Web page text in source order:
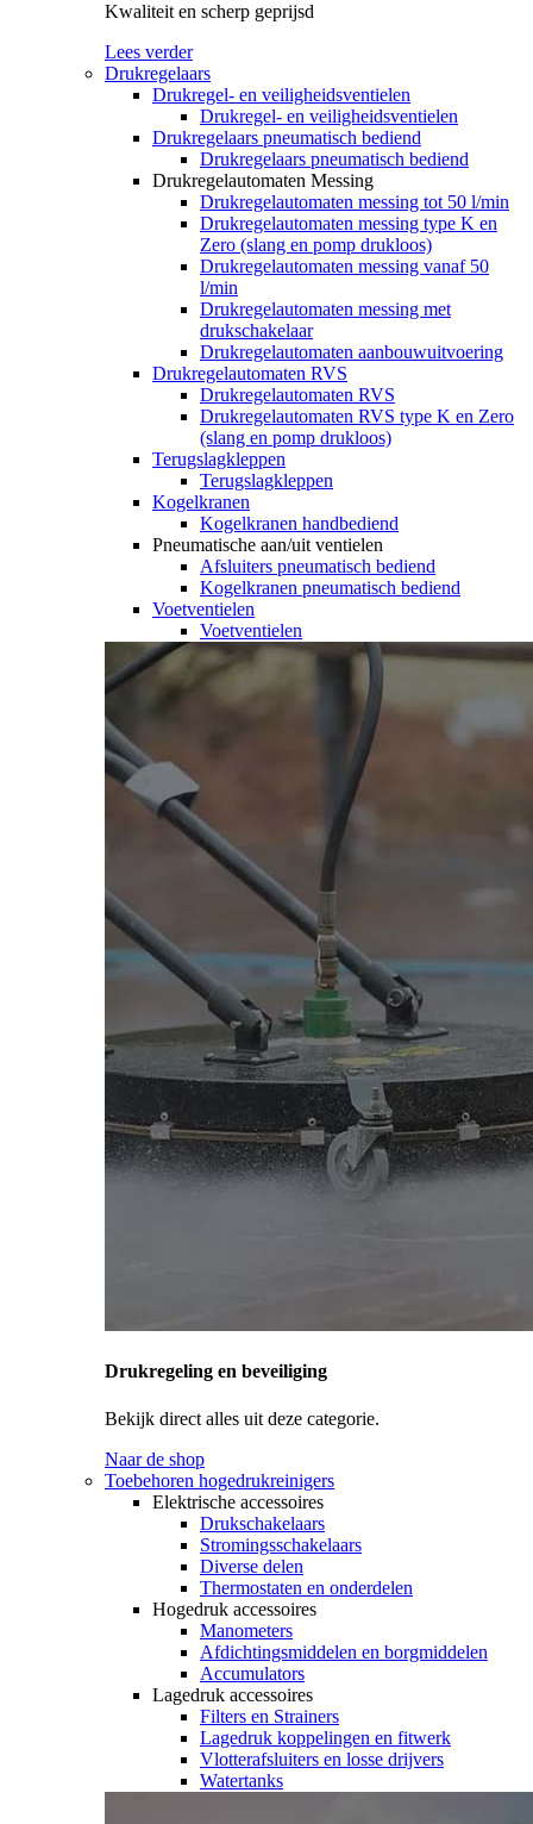
Kwaliteit en scherp geprijsd
Lees verder
Drukregelaars
Drukregel- en veiligheidsventielen
Drukregel- en veiligheidsventielen
Drukregelaars pneumatisch bediend
Drukregelaars pneumatisch bediend
Drukregelautomaten Messing
Drukregelautomaten messing tot 50 l/min
Drukregelautomaten messing type K en
Zero (slang en pomp drukloos)
Drukregelautomaten messing vanaf 50
l/min
Drukregelautomaten messing met
drukschakelaar
Drukregelautomaten aanbouwuitvoering
Drukregelautomaten RVS
Drukregelautomaten RVS
Drukregelautomaten RVS type K en Zero
(slang en pomp drukloos)
Terugslagkleppen
Terugslagkleppen
Kogelkranen
Kogelkranen handbediend
Pneumatische aan/uit ventielen
Afsluiters pneumatisch bediend
Kogelkranen pneumatisch bediend
Voetventielen
Voetventielen
Drukregeling en beveiliging
Bekijk direct alles uit deze categorie.
Naar de shop
Toebehoren hogedrukreinigers
Elektrische accessoires
Drukschakelaars
Stromingsschakelaars
Diverse delen
Thermostaten en onderdelen
Hogedruk accessoires
Manometers
Afdichtingsmiddelen en borgmiddelen
Accumulators
Lagedruk accessoires
Filters en Strainers
Lagedruk koppelingen en fitwerk
Vlotterafsluiters en losse drijvers
Watertanks